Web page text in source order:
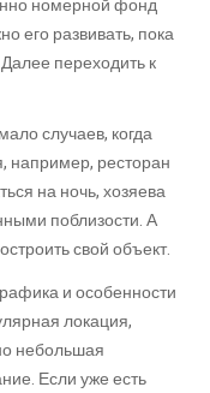
номерной фонд
его развивать, пока
переходить к
случаев, когда
например, ресторан
на ночь, хозяева
поблизости. А
свой объект.
и особенности
локация,
небольшая
Если уже есть